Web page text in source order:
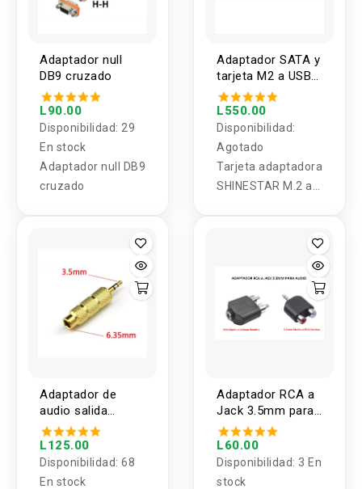
Adaptador null
DB9 cruzado
L90.00
Disponibilidad: 29
En stock
Adaptador null DB9
cruzado
Adaptador SATA y
tarjeta M2 a USB
2.0
L550.00
Disponibilidad:
Agotado
Tarjeta adaptadora
SHINESTAR M.2 a
Adaptador de
audio salida
hembra 1/4"
(6.35mm) y
entrada macho de
3.5mm
L125.00
Disponibilidad: 68
En stock
Adaptador RCA a
Jack 3.5mm para
Audio
L60.00
Disponibilidad: 3 En
stock